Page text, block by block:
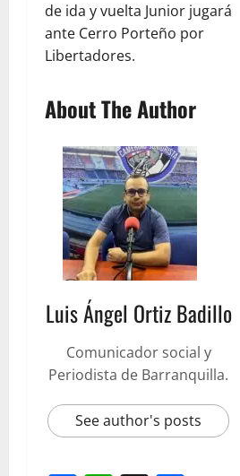
de ida y vuelta Junior jugará
ante Cerro Porteño por
Libertadores.
About The Author
Luis Ángel Ortiz Badillo
Comunicador social y
Periodista de Barranquilla.
See author's posts